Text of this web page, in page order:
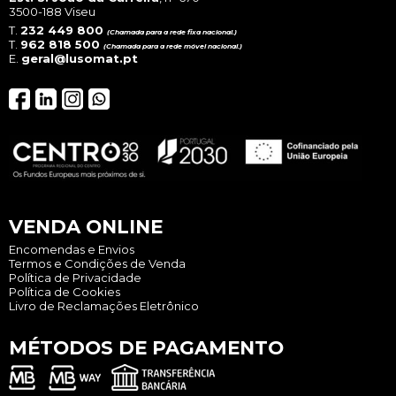
3500-188 Viseu
T. 232 449 800 (Chamada para a rede fixa nacional.)
T. 962 818 500 (Chamada para a rede móvel nacional.)
E. geral@lusomat.pt
VENDA ONLINE
Encomendas e Envios
Termos e Condições de Venda
Política de Privacidade
Política de Cookies
Livro de Reclamações Eletrônico
MÉTODOS DE PAGAMENTO